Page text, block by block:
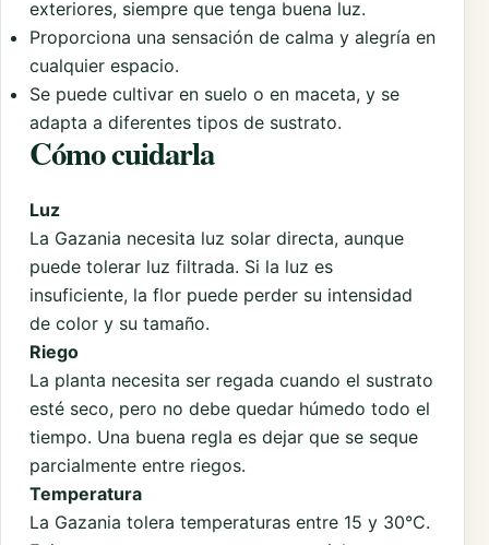
exteriores, siempre que tenga buena luz.
Proporciona una sensación de calma y alegría en
cualquier espacio.
Se puede cultivar en suelo o en maceta, y se
adapta a diferentes tipos de sustrato.
Cómo cuidarla
Luz
La Gazania necesita luz solar directa, aunque
puede tolerar luz filtrada. Si la luz es
insuficiente, la flor puede perder su intensidad
de color y su tamaño.
Riego
La planta necesita ser regada cuando el sustrato
esté seco, pero no debe quedar húmedo todo el
tiempo. Una buena regla es dejar que se seque
parcialmente entre riegos.
Temperatura
La Gazania tolera temperaturas entre 15 y 30°C.